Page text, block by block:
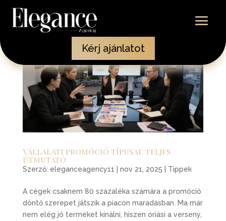
Kérj ajánlatot
Vállalati promóció típusai: teljes
útmutató
Szerző: eleganceagency11 | nov 21, 2025 | Tippek
A cégek csaknem 80 százaléka számára a promóció
döntő szerepet játszik a piacon maradásban. Ma már
nem elég jó terméket kínálni, hiszen óriási a verseny,